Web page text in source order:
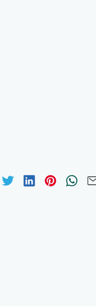
Distribuie pe
Distribuie pe
Distribuie